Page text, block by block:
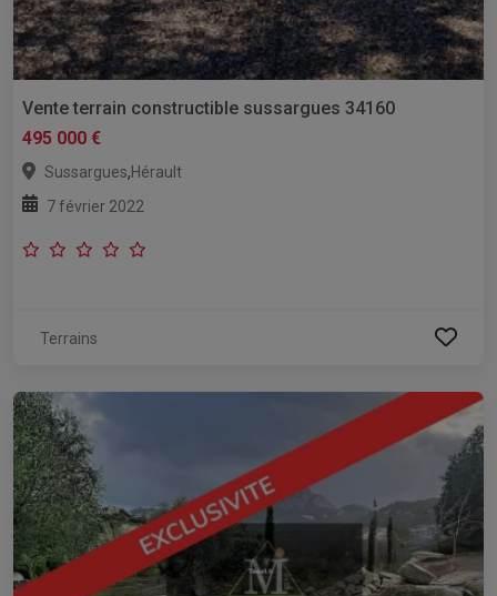
Vente terrain constructible sussargues 34160
495 000 €
Sussargues,Hérault
7 février 2022
Terrains